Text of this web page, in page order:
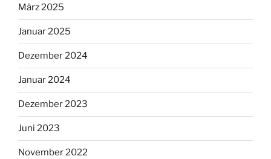
März 2025
Januar 2025
Dezember 2024
Januar 2024
Dezember 2023
Juni 2023
November 2022